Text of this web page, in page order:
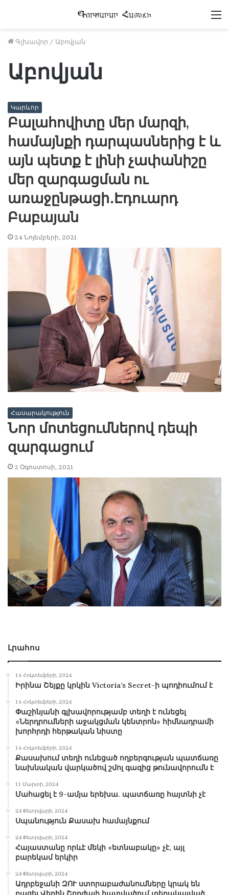
Գլխավոր / Աբովյան
Աբովյան
Կարևոր
Բալահովիտը մեր մարզի,
համայնքի դարպասներից է և
այն պետք է լինի չափանիշը
մեր զարգացման ու
առաջընթացի․Էդուարդ
Բաբայան
24 Նոյեմբերի, 2021
Հասարակություն
Նոր մոտեցումներով դեպի
զարգացում
2 Օգոստոսի, 2021
Լրահոս
16 Հոկտեմբերի, 2024
Իրինա Շեյքը կրկին Victoria’s Secret-ի պոդիումում է
16 Հոկտեմբերի, 2024
Փաշինյանի գլխավորությամբ տեղի է ունեցել
«Ներդրումների աջակցման կենտրոն» հիմնադրամի
խորհրդի հերթական նիստը
16 Հոկտեմբերի, 2024
Քասախում տեղի ունեցած ողբերգության պատճառը
նախնական վարկածով շմոլ գազից թունավորումն է
11 Մարտի, 2024
Մահացել է 9-ամյա երեխա. պատճառը հայտնի չէ
24 Փետրվարի, 2024
Սպանություն Քասախ համայնքում
24 Փետրվարի, 2024
Հայաստանը որևէ մեկի «ետնաբակը» չէ, այլ
բարեկամ երկիր
24 Փետրվարի, 2024
Ադրբեջանի ԶՈՒ ստորաբաժանումները կրակ են